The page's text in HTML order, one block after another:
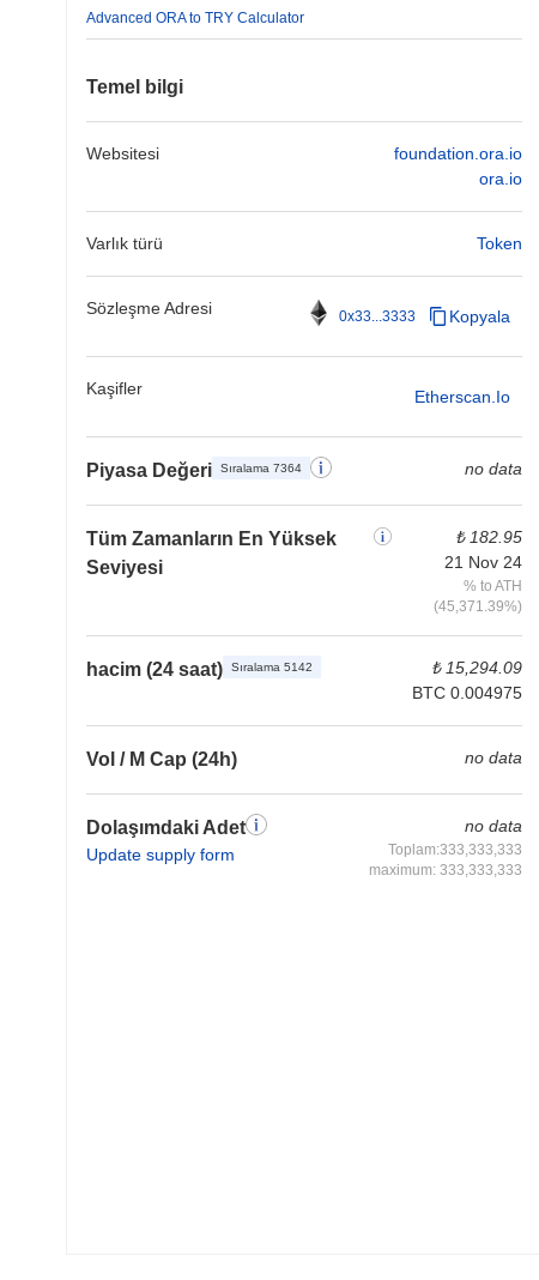
Advanced ORA to TRY Calculator
Temel bilgi
Websitesi
foundation.ora.io
ora.io
Varlık türü Token
Sözleşme Adresi 0x33...3333 Kopyala
Kaşifler Etherscan.io
Piyasa Değeri Sıralama 7364 no data
Tüm Zamanların En Yüksek
Seviyesi
₺ 182.95
21 Nov 24
% to ATH
(45,371.39%)
hacim (24 saat) Sıralama 5142
₺ 15,294.09
BTC 0.004975
Vol / M Cap (24h) no data
Dolaşımdaki Adet
Update supply form
no data
Toplam:333,333,333
maximum: 333,333,333